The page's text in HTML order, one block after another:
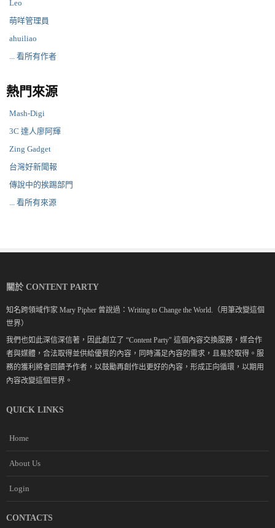
Leo
萌咩管理員
ahuiliao
... 看所有作者
熱門來源
Mash-Digi
3C 達人廖阿輝
Zing Gadget
台灣好新聞報
傳說中的挨踢部門
... 看所有來源
關於 CONTENT PARTY
知名跨領域作家 Mary Pipher 曾說過：Writing to Change the World.（用筆改變這個
世界）
我們也如此深信深信著，因此創立了 “Content Party" 這個內容交換服務，媒合作
者與媒體，合法取得並供給優質的內容，同時滿足內容的需求，且易於取得。服
務的獲利將會回饋予作者，以鼓勵再創作出更好的內容，形成正向循環，以期用
內容改變這個世界。
QUICK LINKS
Home
About Us
Login
CONTACTS